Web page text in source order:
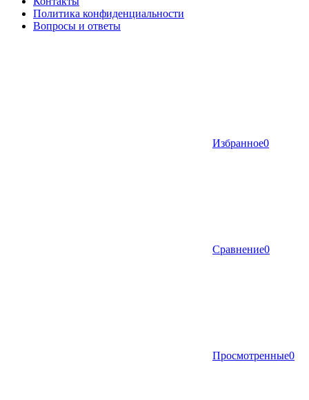
Политика конфиденциальности
Вопросы и ответы
Избранное0
Сравнение0
Просмотренные0